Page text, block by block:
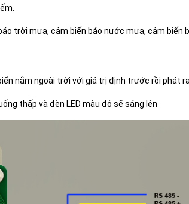
trời mưa, cảm biến báo nước mưa, cảm biến
nằm ngoài trời với giá trị định trước rồi phát
thấp và đèn LED màu đỏ sẽ sáng lên